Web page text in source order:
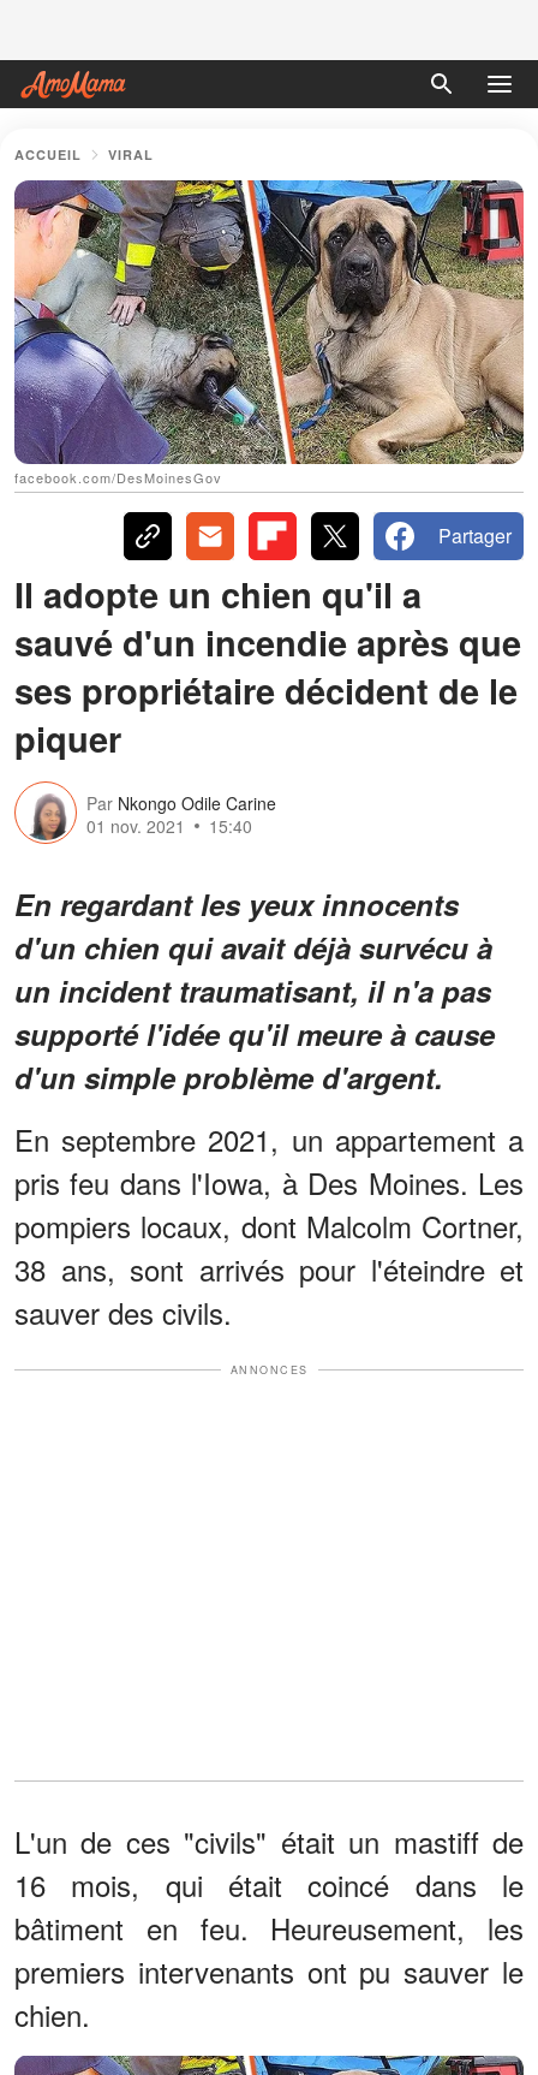
ACCUEIL VIRAL
facebook.com/DesMoinesGov
Partager
Il adopte un chien qu'il a
sauvé d'un incendie après que
ses propriétaire décident de le
piquer
Par Nkongo Odile Carine
01 nov. 2021
15:40
En regardant les yeux innocents
d'un chien qui avait déjà survécu à
un incident traumatisant, il n'a pas
supporté l'idée qu'il meure à cause
d'un simple problème d'argent.
En septembre 2021, un appartement a
pris feu dans l'Iowa, à Des Moines. Les
pompiers locaux, dont Malcolm Cortner,
38 ans, sont arrivés pour l'éteindre et
sauver des civils.
ANNONCES
L'un de ces "civils" était un mastiff de
16 mois, qui était coincé dans le
bâtiment en feu. Heureusement, les
premiers intervenants ont pu sauver le
chien.